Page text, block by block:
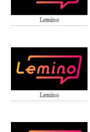
Lemino
Lemino